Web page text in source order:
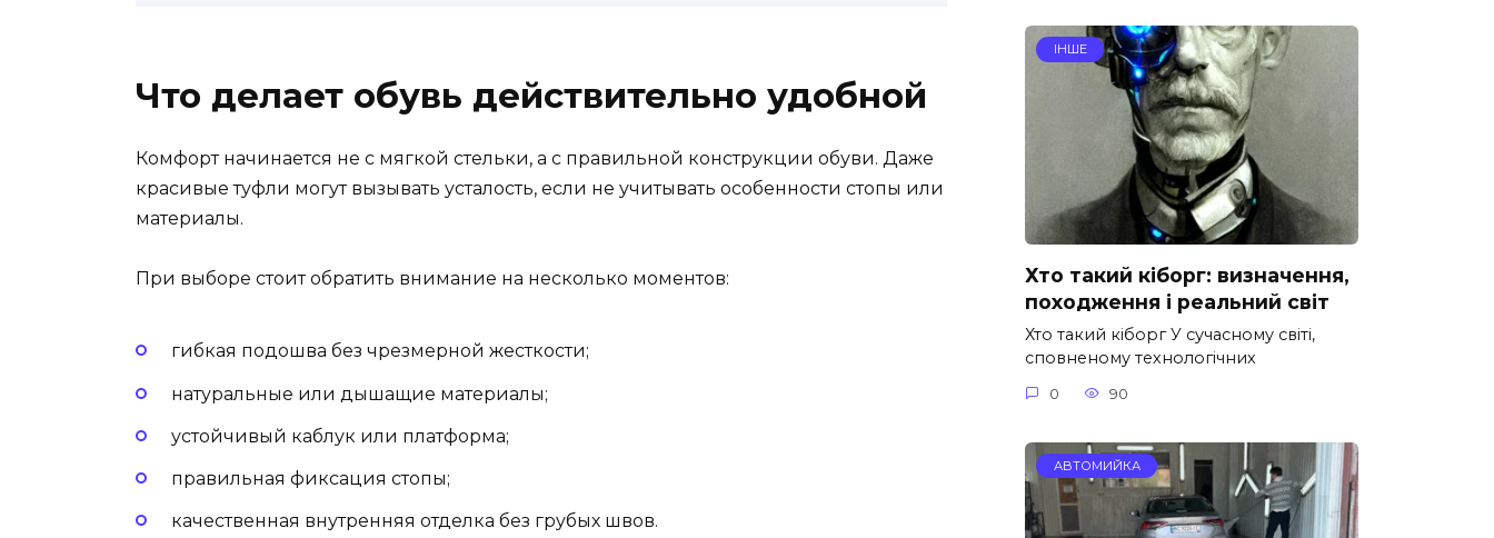
Что делает обувь действительно удобной
Комфорт начинается не с мягкой стельки, а с правильной конструкции обуви. Даже
красивые туфли могут вызывать усталость, если не учитывать особенности стопы или
материалы.
При выборе стоит обратить внимание на несколько моментов:
гибкая подошва без чрезмерной жесткости;
натуральные или дышащие материалы;
устойчивый каблук или платформа;
правильная фиксация стопы;
качественная внутренняя отделка без грубых швов.
ІНШЕ
Хто такий кіборг: визначення,
походження і реальний світ
Хто такий кіборг У сучасному світі,
сповненому технологічних
0 90
АВТОМИЙКА